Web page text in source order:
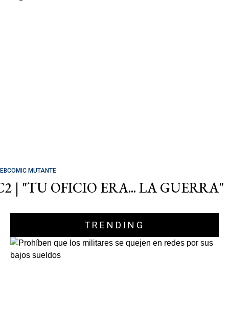
MUTANTE
| "TU OFICIO ERA... LA GUERRA"
TRENDING